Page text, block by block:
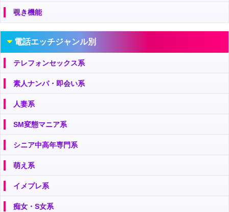
覗き機能
電話エッチジャンル別
テレフォンセックス系
素人ナンパ・即会い系
人妻系
SM変態マニア系
シニア中高年専門系
萌え系
イメプレ系
痴女・S女系